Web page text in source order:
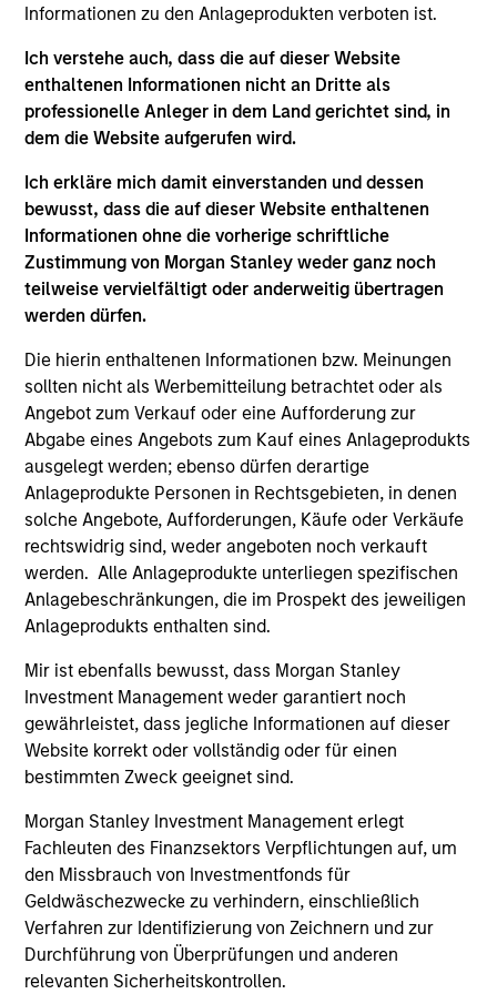
Informationen zu den Anlageprodukten verboten ist.
Ich verstehe auch, dass die auf dieser Website
enthaltenen Informationen nicht an Dritte als
professionelle Anleger in dem Land gerichtet sind, in
dem die Website aufgerufen wird.
Ich erkläre mich damit einverstanden und dessen
bewusst, dass die auf dieser Website enthaltenen
Informationen ohne die vorherige schriftliche
Zustimmung von Morgan Stanley weder ganz noch
teilweise vervielfältigt oder anderweitig übertragen
werden dürfen.
Die hierin enthaltenen Informationen bzw. Meinungen
sollten nicht als Werbemitteilung betrachtet oder als
Angebot zum Verkauf oder eine Aufforderung zur
Abgabe eines Angebots zum Kauf eines Anlageprodukts
ausgelegt werden; ebenso dürfen derartige
Anlageprodukte Personen in Rechtsgebieten, in denen
solche Angebote, Aufforderungen, Käufe oder Verkäufe
rechtswidrig sind, weder angeboten noch verkauft
werden. Alle Anlageprodukte unterliegen spezifischen
Anlagebeschränkungen, die im Prospekt des jeweiligen
Anlageprodukts enthalten sind.
Mir ist ebenfalls bewusst, dass Morgan Stanley
Investment Management weder garantiert noch
gewährleistet, dass jegliche Informationen auf dieser
Website korrekt oder vollständig oder für einen
bestimmten Zweck geeignet sind.
Morgan Stanley Investment Management erlegt
Fachleuten des Finanzsektors Verpflichtungen auf, um
den Missbrauch von Investmentfonds für
Geldwäschezwecke zu verhindern, einschließlich
Verfahren zur Identifizierung von Zeichnern und zur
Durchführung von Überprüfungen und anderen
relevanten Sicherheitskontrollen.
Telecom Investment Banking groups. Ms. Chen
and an MBA from Yale University.
ARTICLE
Private Credit Market Monitor - Q2
2026
Timely insights on the private credit landscape,
exploring the trends, market developments,
and investment considerations shaping the
04-AUG-2026
May not represent all Team Members.
The information on this page is for informational